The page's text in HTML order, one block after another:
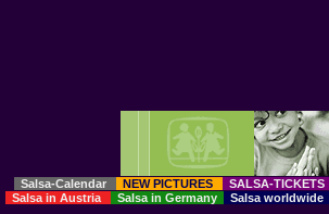
Salsa-Calendar NEW PICTURES
SALSA-
Salsa in Austria
Salsa in Germany Salsa worldwide